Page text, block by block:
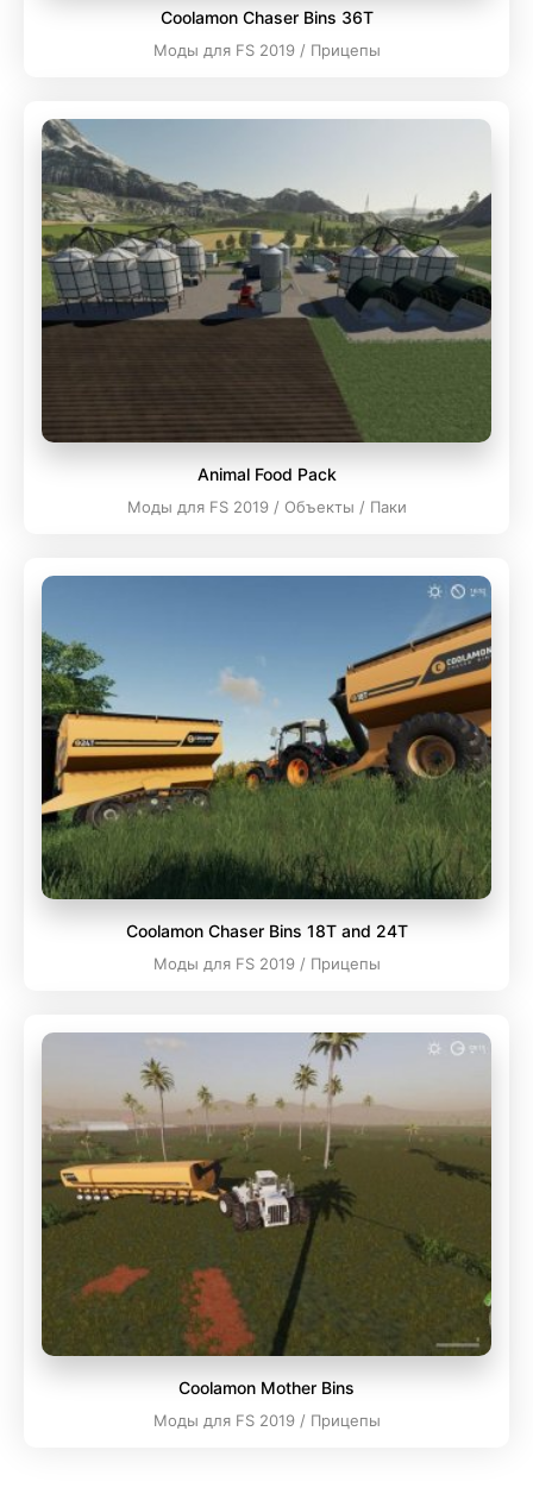
Coolamon Chaser Bins 36T
Моды для FS 2019 / Прицепы
Animal Food Pack
Моды для FS 2019 / Объекты / Паки
Coolamon Chaser Bins 18T and 24T
Моды для FS 2019 / Прицепы
Coolamon Mother Bins
Моды для FS 2019 / Прицепы